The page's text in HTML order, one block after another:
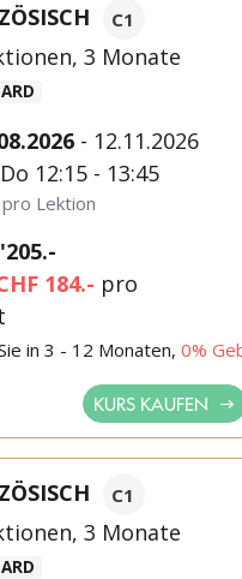
C1
3 Monate
- 12.11.2026
12:15 - 13:45
Lektion
184.- pro
in 3 - 12 Monaten, 0%
KURS KAUFEN
C1
3 Monate